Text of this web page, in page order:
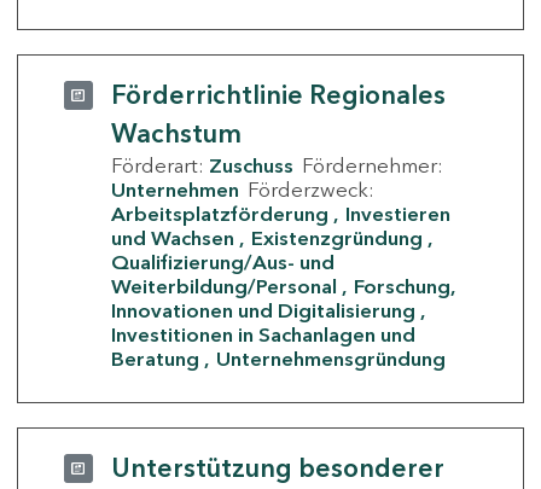
Förderrichtlinie Regionales
Wachstum
Förderart: Zuschuss Fördernehmer:
Unternehmen Förderzweck:
Arbeitsplatzförderung
Investieren
und Wachsen
Existenzgründung
Qualifizierung/Aus- und
Weiterbildung/Personal
Forschung,
Innovationen und Digitalisierung
Investitionen in Sachanlagen und
Beratung
Unternehmensgründung
Unterstützung besonderer